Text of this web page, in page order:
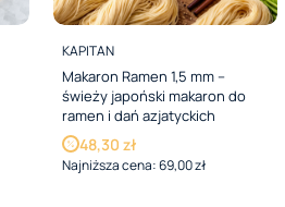
PRODUCENT
KAPITAN
Makaron Ramen 1,5 mm –
świeży japoński makaron do
ramen i dań azjatyckich
Cena promocyjna
48,30 zł
Najniższa cena:69,00 zł